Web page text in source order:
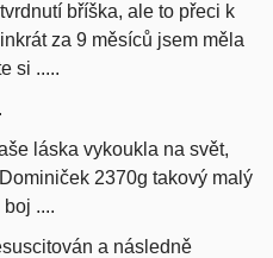
bříška, ale to přeci k
za 9 měsíců jsem měla
si .....
láska vykoukla na svět,
2370g takový malý
....
a následně